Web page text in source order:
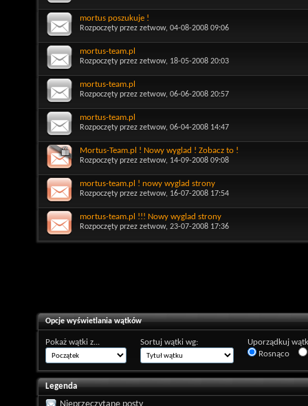
mortus poszukuje !
Rozpoczęty przez zetwow, 04-08-2008 09:06
mortus-team.pl
Rozpoczęty przez zetwow, 18-05-2008 20:03
mortus-team.pl
Rozpoczęty przez zetwow, 06-06-2008 20:57
mortus-team.pl
Rozpoczęty przez zetwow, 06-04-2008 14:47
Mortus-Team.pl ! Nowy wyglad ! Zobacz to !
Rozpoczęty przez zetwow, 14-09-2008 09:08
mortus-team.pl ! nowy wyglad strony
Rozpoczęty przez zetwow, 16-07-2008 17:54
mortus-team.pl !!! Nowy wyglad strony
Rozpoczęty przez zetwow, 23-07-2008 17:36
Opcje wyświetlania wątków
Pokaż wątki z... Sortuj wątki wg:
Uporządkuj
Rosnąco
Legenda
Nieprzeczytane posty